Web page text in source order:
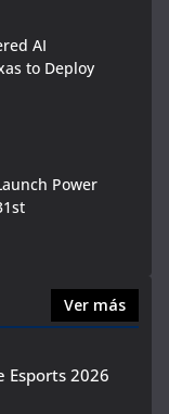
AI
to Deploy
Power
Ver más
Esports 2026